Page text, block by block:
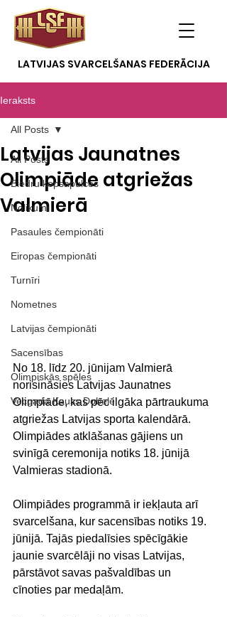
LATVIJAS SVARCELŠANAS FEDERĀCIJA
Ieraksts
All Posts
Biedru kopsapulces
Nolikumi
Pasaules čempionāti
Eiropas čempionāti
Turnīri
Nometnes
Latvijas čempionāti
Sacensības
Olimpiskās spēles
Vecgada Kauss Dobelē
All Posts
Latvijas Jaunatnes
Olimpiāde atgriežas
Valmierā
No 18. līdz 20. jūnijam Valmierā
norisināsies Latvijas Jaunatnes
Olimpiāde, kas pēc ilgāka pārtraukuma
atgriežas Latvijas sporta kalendārā.
Olimpiādes atklāšanas gājiens un
svinīgā ceremonija notiks 18. jūnijā
Valmieras stadionā.
Olimpiādes programmā ir iekļauta arī
svarcelšana, kur sacensības notiks 19.
jūnijā. Tajās piedalīsies spēcīgākie
jaunie svarcēlāji no visas Latvijas,
pārstāvot savas pašvaldības un
cīnoties par medaļām.